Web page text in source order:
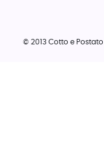
© 2013 Cotto e Postato